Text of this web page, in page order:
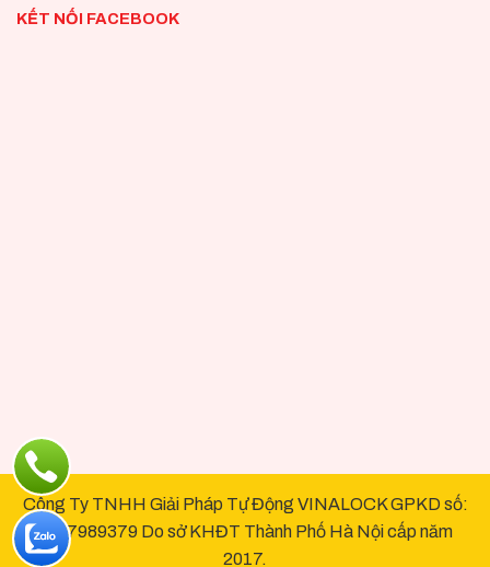
KẾT NỐI FACEBOOK
Công Ty TNHH Giải Pháp Tự Động VINALOCK GPKD số:
0107989379 Do sở KHĐT Thành Phố Hà Nội cấp năm
2017.